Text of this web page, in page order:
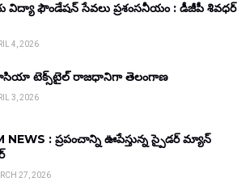
విద్యా ఫౌండేషన్ సేవలు ప్రశంసనీయం : డీజీపీ శివధర్
4, 2026
టెక్స్‌టైల్ రాజధానిగా తెలంగాణ
3, 2026
NEWS : ప్రపంచాన్ని ఊపేస్తున్న స్పైడర్ మ్యాన్
27, 2026